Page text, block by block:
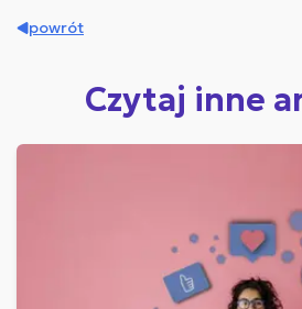
powrót
Czytaj inne